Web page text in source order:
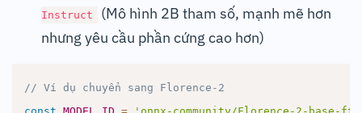
Instruct
(Mô hình 2B tham số, mạnh mẽ hơn
nhưng yêu cầu phần cứng cao hơn)
// Ví dụ chuyển sang Florence-2